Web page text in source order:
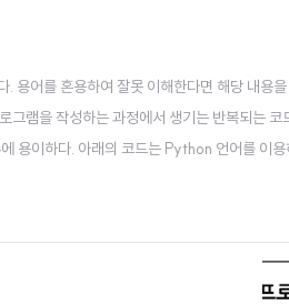
어를 혼용하여 잘못 이해한다면 해당 내용을
램을 작성하는 과정에서 생기는 반복되는
용이하다. 아래의 코드는 Python 언어를 이